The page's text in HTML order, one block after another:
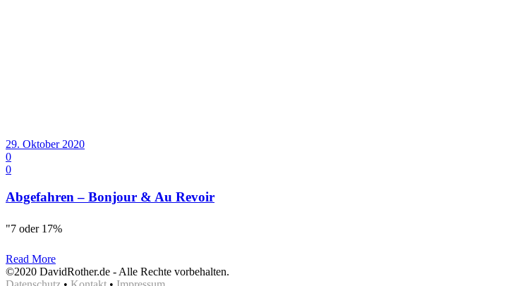
29. Oktober 2020
0
0
Abgefahren – Bonjour & Au Revoir
"7 oder 17%
Read More
©2020 DavidRother.de - Alle Rechte vorbehalten.